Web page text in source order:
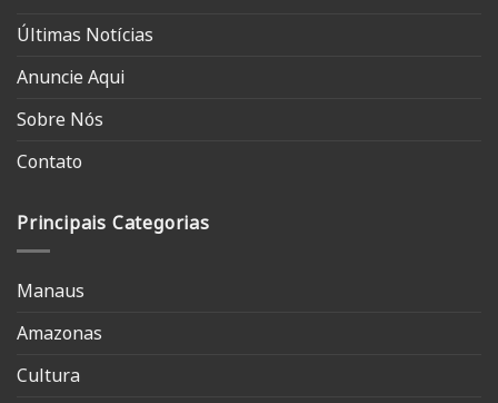
Últimas Notícias
Anuncie Aqui
Sobre Nós
Contato
Principais Categorias
Manaus
Amazonas
Cultura